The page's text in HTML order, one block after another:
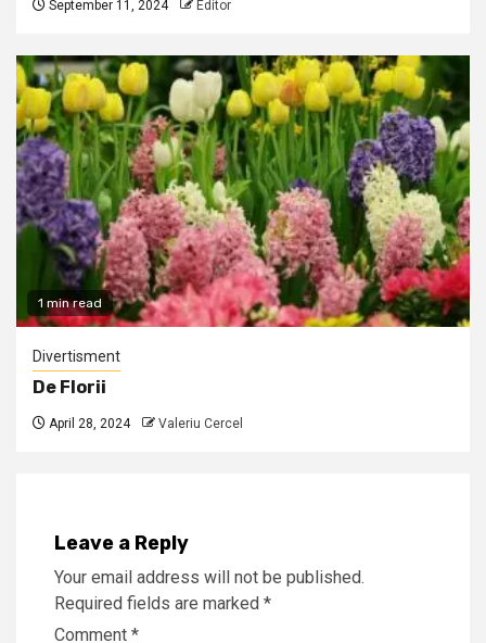
September 11, 2024 Editor
1 min read
Divertisment
De Florii
April 28, 2024 Valeriu Cercel
Leave a Reply
Your email address will not be published.
Required fields are marked *
Comment *